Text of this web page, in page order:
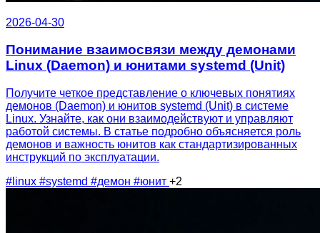
2026-04-30
Понимание взаимосвязи между демонами
Linux (Daemon) и юнитами systemd (Unit)
Получите четкое представление о ключевых понятиях
демонов (Daemon) и юнитов systemd (Unit) в системе
Linux. Узнайте, как они взаимодействуют и управляют
работой системы. В статье подробно объясняется роль
демонов и важность юнитов как стандартизированных
инструкций по эксплуатации.
#linux #systemd #демон #юнит +2